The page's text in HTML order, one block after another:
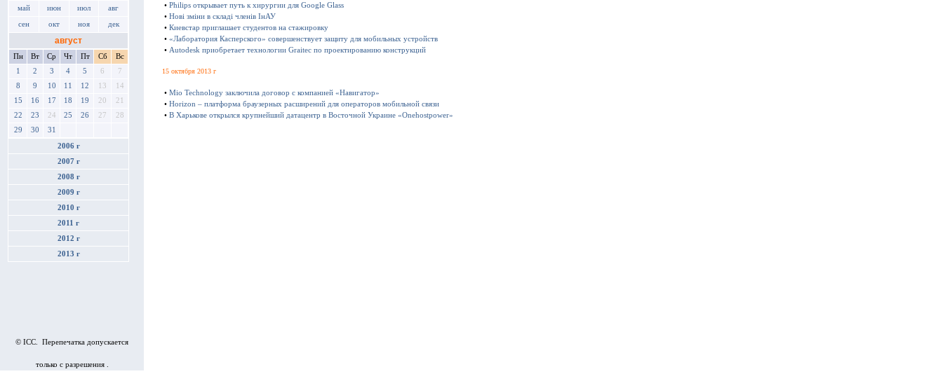
май июн июл авг
сен окт ноя дек
август
Пн Вт Ср Чт Пт Сб
Вс
1
2 3 4 5 6
7
8
9 10 11 12 13
14
15
16 17 18 19 20
21
22
23 24 25 26 27
28
29
30 31
2006 г
2007 г
2008 г
2009 г
2010 г
2011 г
2012 г
2013 г
© ICC. Перепечатка допускается
только с разрешения .
• Philips открывает путь к хирургии для Google Glass
• Нові зміни в складі членів ІнАУ
• Киевстар приглашает студентов на стажировку
• «Лаборатория Касперского» совершенствует защиту для мобильных устройств
• Autodesk приобретает технологии Graitec по проектированию конструкций
15 октября 2013 г
• Mio Technology заключила договор с компанией «Навигатор»
• Horizon – платформа браузерных расширений для операторов мобильной связи
• В Харькове открылся крупнейший датацентр в Восточной Украине «Onehostpower»